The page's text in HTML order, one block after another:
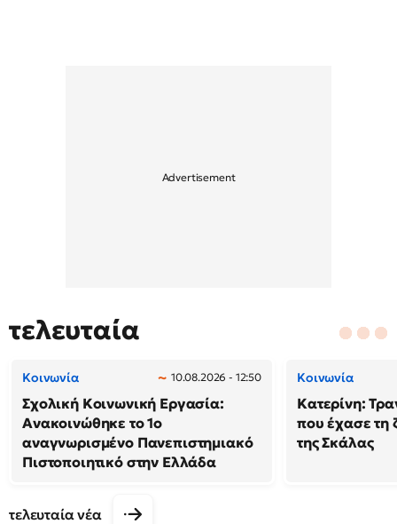
τελευταία
Κοινωνία 10.08.2026 - 12:50
Σχολική Κοινωνική Εργασία:
Ανακοινώθηκε το 1ο
αναγνωρισμένο Πανεπιστημιακό
Πιστοποιητικό στην Ελλάδα
Κοινωνία
Κατερίνη:
που έχασε τη
της Σκάλας
τελευταία νέα